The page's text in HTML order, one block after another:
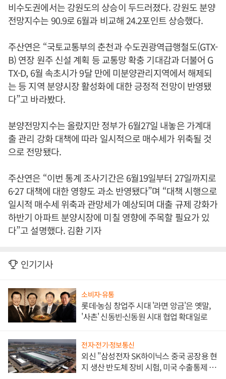
비수도권에서는 강원도의 상승이 두드러졌다. 강원도 분양
전망지수는 90.9로 6월과 비교해 24.2포인트 상승했다.
주산연은 “국토교통부의 춘천과 수도권광역급행철도(GTX-
B) 연장 원주 신설 계획 등 교통망 확충 기대감과 더불어 G
TX-D, 6월 속초시가 9달 만에 미분양관리지역에서 해제되
는 등 지역 분양시장 활성화에 대한 긍정적 전망이 반영됐
다”고 바라봤다.
분양전망지수는 올랐지만 정부가 6월27일 내놓은 가계대
출 관리 강화 대책에 따라 일시적으로 매수세가 위축될 것
으로 전망됐다.
주산연은 “이번 통계 조사기간은 6월19일부터 27일까지로
6·27 대책에 대한 영향도 과소 반영됐다”며 “대책 시행으로
일시적 매수세 위축과 관망세가 예상되며 대출 규제 강화가
하반기 아파트 분양시장에 미칠 영향에 주목할 필요가 있
다”고 설명했다. 김환 기자
인기기사
소비자·유통
롯데·농심 창업주 시대 '라면 앙금'은 옛말,
'사촌' 신동빈·신동원 시대 협업 확대일로
전자·전기·정보통신
외신 "삼성전자 SK하이닉스 중국 공장용 현
지 생산 반도체 장비 시험, 미국 수출통제 대